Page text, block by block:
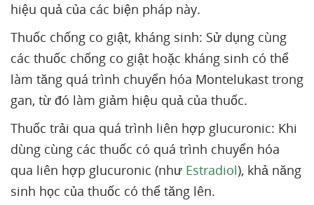
hiệu quả của các biện pháp này.
Thuốc chống co giật, kháng sinh: Sử dụng cùng
các thuốc chống co giật hoặc kháng sinh có thể
làm tăng quá trình chuyển hóa Montelukast trong
gan, từ đó làm giảm hiệu quả của thuốc.
Thuốc trải qua quá trình liên hợp glucuronic: Khi
dùng cùng các thuốc có quá trình chuyển hóa
qua liên hợp glucuronic (như Estradiol), khả năng
sinh học của thuốc có thể tăng lên.